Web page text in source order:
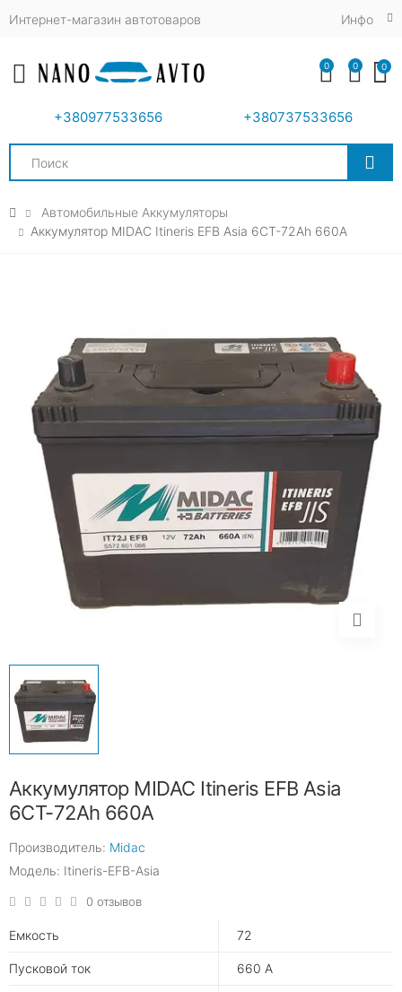
Интернет-магазин автотоваров Инфо
Toggle mobile menu
+380977533656 +380737533656
Search
0 0 0
Автомобильные Аккумуляторы
Аккумулятор MIDAC Itineris EFB Asia 6CT-72Ah 660A
Аккумулятор MIDAC Itineris EFB Asia
6CT-72Ah 660A
Производитель: Midac
Модель: Itineris-EFB-Asia
0 отзывов
Емкость 72
Пусковой ток 660 А